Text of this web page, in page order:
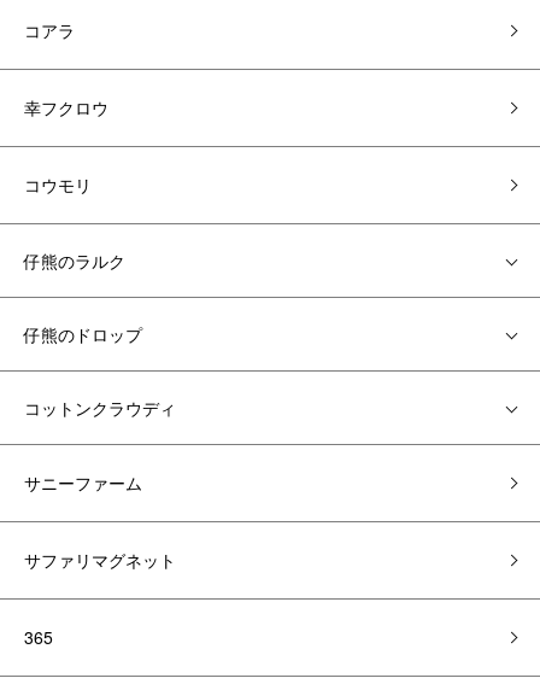
コアラ
幸フクロウ
コウモリ
仔熊のラルク
仔熊のドロップ
コットンクラウディ
サニーファーム
サファリマグネット
365